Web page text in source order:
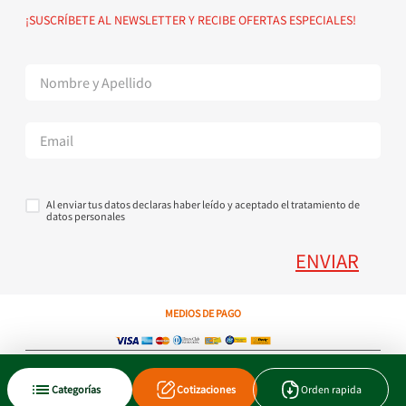
Categorías Cotizaciones Orden rapida
Suscribete al Newsletter
Superintendencia de Industria y Comercio
¡SUSCRÍBETE AL NEWSLETTER Y RECIBE OFERTAS ESPECIALES!
Al enviar tus datos declaras haber leído y aceptado el tratamiento de
datos personales
ENVIAR
MEDIOS DE PAGO
Copyright © 2023 JEN SA. Derechos Reservados. Util.com.co.